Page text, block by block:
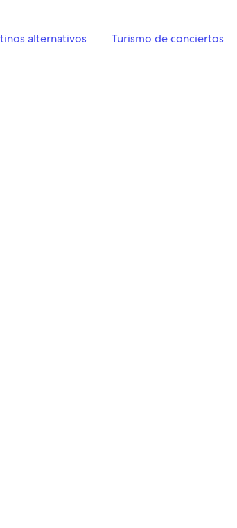
alternativos Turismo de conciertos